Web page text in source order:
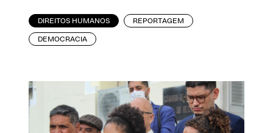
DIREITOS HUMANOS REPORTAGEM
DEMOCRACIA